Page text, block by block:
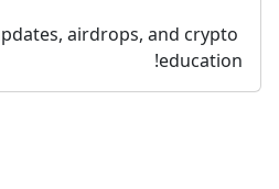
airdrops, and crypto
education!